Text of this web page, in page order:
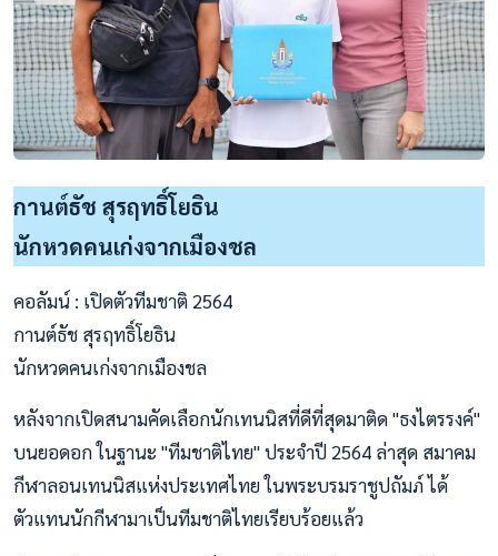
กานต์ธัช สุรฤทธิ์โยธิน
นักหวดคนเก่งจากเมืองชล
คอลัมน์ : เปิดตัวทีมชาติ 2564
กานต์ธัช สุรฤทธิ์โยธิน
นักหวดคนเก่งจากเมืองชล
หลังจากเปิดสนามคัดเลือกนักเทนนิสที่ดีที่สุดมาติด "ธงไตรรงค์"
บนยอดอก ในฐานะ "ทีมชาติไทย" ประจำปี 2564 ล่าสุด สมาคม
กีฬาลอนเทนนิสแห่งประเทศไทย ในพระบรมราชูปถัมภ์ ได้
ตัวแทนนักกีฬามาเป็นทีมชาติไทยเรียบร้อยแล้ว